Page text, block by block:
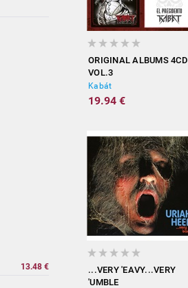
13.48 €
ORIGINAL ALBUMS 4CD
VOL.3
Kabát
19.94 €
...VERY 'EAVY...VERY
'UMBLE